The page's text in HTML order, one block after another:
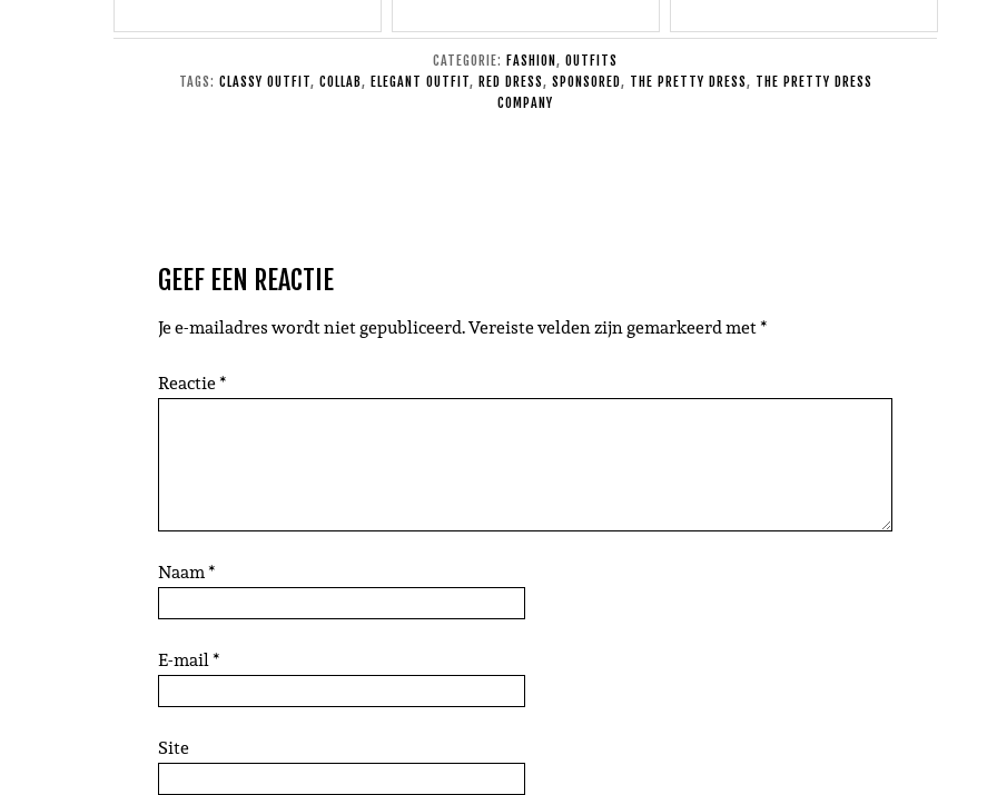
CATEGORIE: FASHION , OUTFITS
TAGS: CLASSY OUTFIT, COLLAB, ELEGANT OUTFIT, RED DRESS, SPONSORED, THE PRETTY DRESS, THE PRETTY DRESS
COMPANY
GEEF EEN REACTIE
Je e-mailadres wordt niet gepubliceerd.Vereiste velden zijn gemarkeerd met*
Reactie*
Naam*
E-mail*
Site